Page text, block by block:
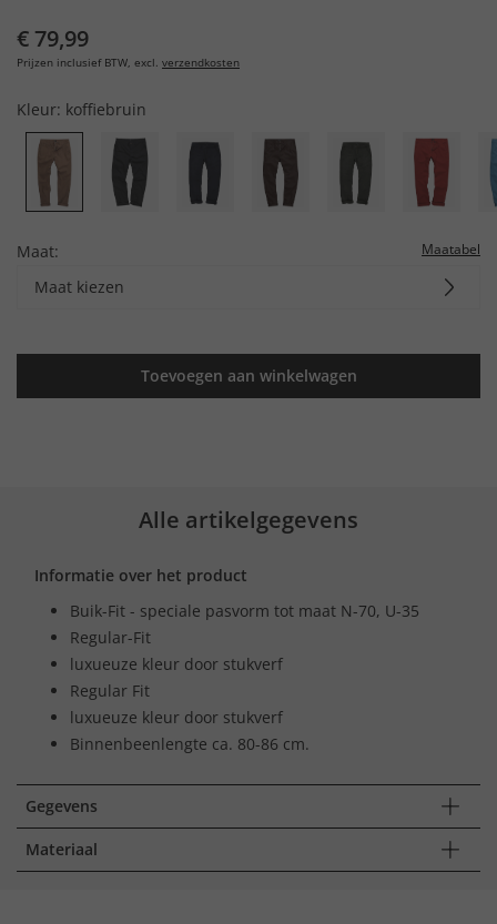
€ 79,99
Prijzen inclusief BTW, excl. verzendkosten
Kleur: koffiebruin
Maat: Maatabel
Maat kiezen
Toevoegen aan winkelwagen
Alle artikelgegevens
Informatie over het product
Buik-Fit - speciale pasvorm tot maat N-70, U-35
Regular-Fit
luxueuze kleur door stukverf
Regular Fit
luxueuze kleur door stukverf
Binnenbeenlengte ca. 80-86 cm.
Gegevens
Materiaal